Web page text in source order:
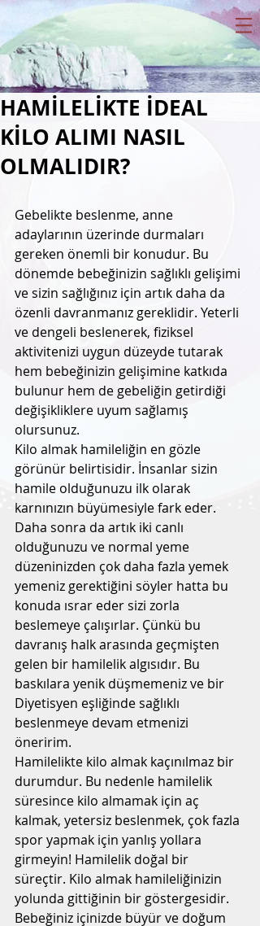
HAMİLELİKTE İDEAL
KİLO ALIMI NASIL
OLMALIDIR?
Gebelikte beslenme, anne
adaylarının üzerinde durmaları
gereken önemli bir konudur. Bu
dönemde bebeğinizin sağlıklı gelişimi
ve sizin sağlığınız için artık daha da
özenli davranmanız gereklidir. Yeterli
ve dengeli beslenerek, fiziksel
aktivitenizi uygun düzeyde tutarak
hem bebeğinizin gelişimine katkıda
bulunur hem de gebeliğin getirdiği
değişikliklere uyum sağlamış
olursunuz.
Kilo almak hamileliğin en gözle
görünür belirtisidir. İnsanlar sizin
hamile olduğunuzu ilk olarak
karnınızın büyümesiyle fark eder.
Daha sonra da artık iki canlı
olduğunuzu ve normal yeme
düzeninizden çok daha fazla yemek
yemeniz gerektiğini söyler hatta bu
konuda ısrar eder sizi zorla
beslemeye çalışırlar. Çünkü bu
davranış halk arasında geçmişten
gelen bir hamilelik algısıdır. Bu
baskılara yenik düşmemeniz ve bir
Diyetisyen eşliğinde sağlıklı
beslenmeye devam etmenizi
öneririm.
Hamilelikte kilo almak kaçınılmaz bir
durumdur. Bu nedenle hamilelik
süresince kilo almamak için aç
kalmak, yetersiz beslenmek, çok fazla
spor yapmak için yanlış yollara
girmeyin! Hamilelik doğal bir
süreçtir. Kilo almak hamileliğinizin
yolunda gittiğinin bir göstergesidir.
Bebeğiniz içinizde büyür ve doğum